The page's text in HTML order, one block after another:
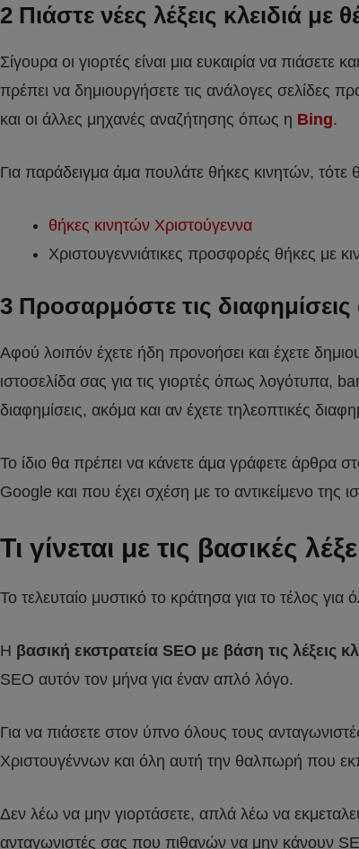
2 Πιάστε νέες λέξεις κλειδιά με
Σίγουρα οι γιορτές είναι μια ευκαιρία να πιάσετε
πρέπει να δημιουργήσετε τις ανάλογες σελίδες
και οι άλλες μηχανές αναζήτησης όπως η Bing.
Για παράδειγμα άμα πουλάτε θήκες κινητών, τότε
θήκες κινητών Χριστούγεννα
Χριστουγεννιάτικες προσφορές θήκες με
3 Προσαρμόστε τις διαφημίσεις
Αφού λοιπόν έχετε ήδη προνοήσει και έχετε
ιστοσελίδα σας για τις γιορτές όπως λογότυπα,
διαφημίσεις, ακόμα και αν έχετε τηλεοπτικές
Το ίδιο θα πρέπει να κάνετε άμα γράφετε άρθρα
Google και που έχει σχέση με το αντικείμενο της
Τι γίνεται με τις βασικές
Το τελευταίο μυστικό το κράτησα για το τέλος για
Η βασική εκστρατεία SEO με βάση τις λέξεις
SEO αυτόν τον μήνα για έναν απλό λόγο.
Για να πιάσετε στον ύπνο όλους τους
Χριστουγέννων και όλη αυτή την θαλπωρή που
Δεν λέω να μην γιορτάσετε, απλά λέω να
ανταγωνιστές σας που πιθανών να μην κάνουν